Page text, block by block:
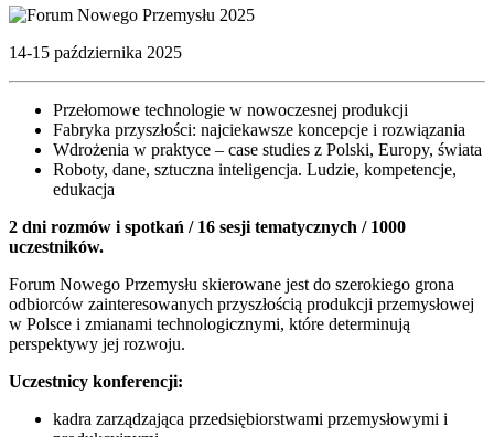
14-15 października 2025
Przełomowe technologie w nowoczesnej produkcji
Fabryka przyszłości: najciekawsze koncepcje i rozwiązania
Wdrożenia w praktyce – case studies z Polski, Europy, świata
Roboty, dane, sztuczna inteligencja. Ludzie, kompetencje,
edukacja
2 dni rozmów i spotkań / 16 sesji tematycznych / 1000
uczestników.
Forum Nowego Przemysłu skierowane jest do szerokiego grona
odbiorców zainteresowanych przyszłością produkcji przemysłowej
w Polsce i zmianami technologicznymi, które determinują
perspektywy jej rozwoju.
Uczestnicy konferencji:
kadra zarządzająca przedsiębiorstwami przemysłowymi i